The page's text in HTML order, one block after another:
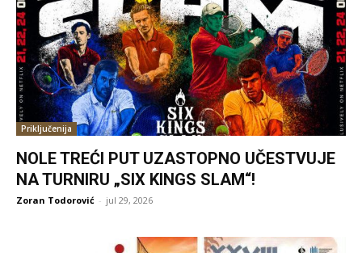
Priključenija
NOLE TREĆI PUT UZASTOPNO UČESTVUJE
NA TURNIRU „SIX KINGS SLAM“!
Zoran Todorović - jul 29, 2026